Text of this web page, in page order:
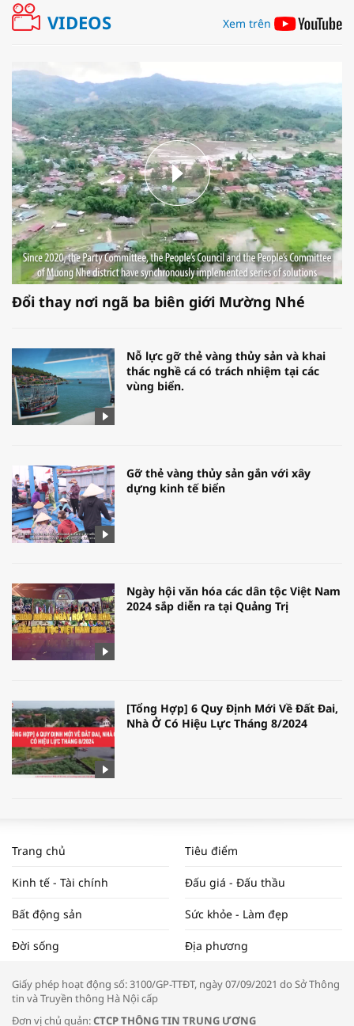
VIDEOS Xem trên
Đổi thay nơi ngã ba biên giới Mường Nhé
Nỗ lực gỡ thẻ vàng thủy sản và khai
thác nghề cá có trách nhiệm tại các
vùng biển.
Gỡ thẻ vàng thủy sản gắn với xây
dựng kinh tế biển
Ngày hội văn hóa các dân tộc Việt Nam
2024 sắp diễn ra tại Quảng Trị
[Tổng Hợp] 6 Quy Định Mới Về Đất Đai,
Nhà Ở Có Hiệu Lực Tháng 8/2024
NAM NĂM 2024 VÀ NĂM 2025 | NHỊP
ĐẬP THỊ TRƯỜNG #62
Tọa đàm “Xúc tiến thương mại: Khơi
Trang chủ Tiêu điểm
Kinh tế - Tài chính Đấu giá - Đấu thầu
Bất động sản Sức khỏe - Làm đẹp
Đời sống Địa phương
Giấy phép hoạt động số: 3100/GP-TTĐT, ngày 07/09/2021 do Sở Thông
tin và Truyền thông Hà Nội cấp
Đơn vị chủ quản:CTCP THÔNG TIN TRUNG ƯƠNG